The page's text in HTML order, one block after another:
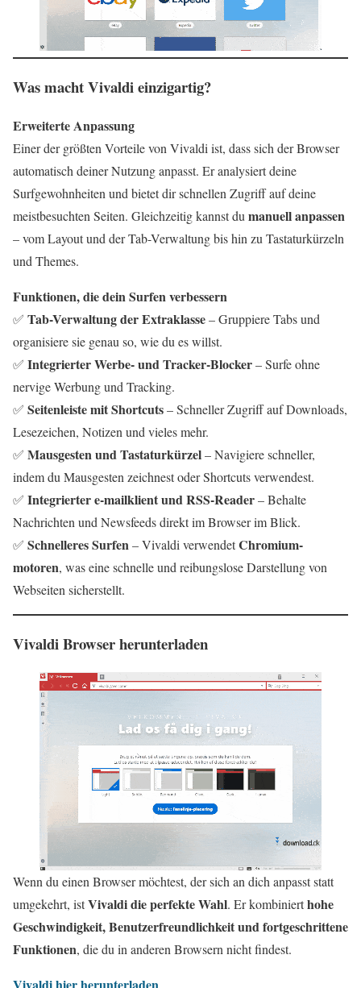
Was macht Vivaldi einzigartig?
Erweiterte Anpassung
Einer der größten Vorteile von Vivaldi ist, dass sich der Browser
automatisch deiner Nutzung anpasst. Er analysiert deine
Surfgewohnheiten und bietet dir schnellen Zugriff auf deine
meistbesuchten Seiten. Gleichzeitig kannst dumanuell anpassen
– vom Layout und der Tab-Verwaltung bis hin zu Tastaturkürzeln
und Themes.
Funktionen, die dein Surfen verbessern
✅ Tab-Verwaltung der Extraklasse– Gruppiere Tabs und
organisiere sie genau so, wie du es willst.
✅ Integrierter Werbe- und Tracker-Blocker– Surfe ohne
nervige Werbung und Tracking.
✅ Seitenleiste mit Shortcuts– Schneller Zugriff auf Downloads,
Lesezeichen, Notizen und vieles mehr.
✅ Mausgesten und Tastaturkürzel– Navigiere schneller,
indem du Mausgesten zeichnest oder Shortcuts verwendest.
✅ Integrierter e-mailklient und RSS-Reader– Behalte
Nachrichten und Newsfeeds direkt im Browser im Blick.
✅ Schnelleres Surfen– Vivaldi verwendetChromium-
motoren, was eine schnelle und reibungslose Darstellung von
Webseiten sicherstellt.
Vivaldi Browser herunterladen
Wenn du einen Browser möchtest, der sich an dich anpasst statt
umgekehrt, istVivaldi die perfekte Wahl. Er kombinierthohe
Geschwindigkeit, Benutzerfreundlichkeit und fortgeschrittene
Funktionen, die du in anderen Browsern nicht findest.
Vivaldi hier herunterladen